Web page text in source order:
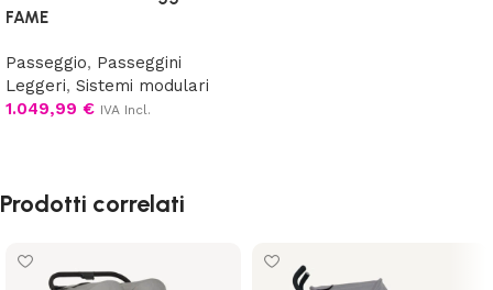
FAME
Passeggio, Passeggini
Leggeri, Sistemi modulari
1.049,99 € IVA Incl.
Prodotti correlati